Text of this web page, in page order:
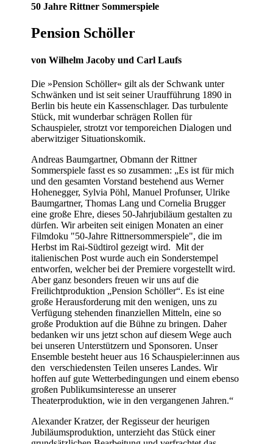
50 Jahre Rittner Sommerspiele
Pension Schöller
von Wilhelm Jacoby und Carl Laufs
Die »Pension Schöller« gilt als der Schwank unter
Schwänken und ist seit seiner Uraufführung 1890 in
Berlin bis heute ein Kassenschlager. Das turbulente
Stück, mit wunderbar schrägen Rollen für
Schauspieler, strotzt vor temporeichen Dialogen und
aberwitziger Situationskomik.
Andreas Baumgartner, Obmann der Rittner
Sommerspiele fasst es so zusammen: „Es ist für mich
und den gesamten Vorstand bestehend aus Werner
Hohenegger, Sylvia Pöhl, Manuel Profunser, Ulrike
Baumgartner, Thomas Lang und Cornelia Brugger
eine große Ehre, dieses 50-Jahrjubiläum gestalten zu
dürfen. Wir arbeiten seit einigen Monaten an einer
Filmdoku "50-Jahre Rittnersommerspiele", die im
Herbst im Rai-Südtirol gezeigt wird. Mit der
italienischen Post wurde auch ein Sonderstempel
entworfen, welcher bei der Premiere vorgestellt wird.
Aber ganz besonders freuen wir uns auf die
Freilichtproduktion „Pension Schöller“. Es ist eine
große Herausforderung mit den wenigen, uns zu
Verfügung stehenden finanziellen Mitteln, eine so
große Produktion auf die Bühne zu bringen. Daher
bedanken wir uns jetzt schon auf diesem Wege auch
bei unseren Unterstützern und Sponsoren. Unser
Ensemble besteht heuer aus 16 Schauspieler:innen aus
den verschiedensten Teilen unseres Landes. Wir
hoffen auf gute Wetterbedingungen und einem ebenso
großen Publikumsinteresse an unserer
Theaterproduktion, wie in den vergangenen Jahren.“
Alexander Kratzer, der Regisseur der heurigen
Jubiläumsproduktion, unterzieht das Stück einer